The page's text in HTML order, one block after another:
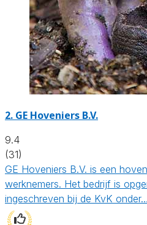
2. GE Hoveniers B.V.
9.4
(31)
GE Hoveniers B.V. is een
werknemers. Het bedrijf is
ingeschreven bij de KvK onder…